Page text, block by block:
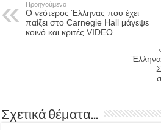
Προηγούμενο
Ο νεότερος Έλληνας που έχει
παίξει στο Carnegie Hall μάγεψε
κοινό και κριτές.VIDEO
Σχετικά θέματα...